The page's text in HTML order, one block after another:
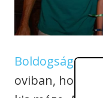
Boldogság,
oviban, hogy a